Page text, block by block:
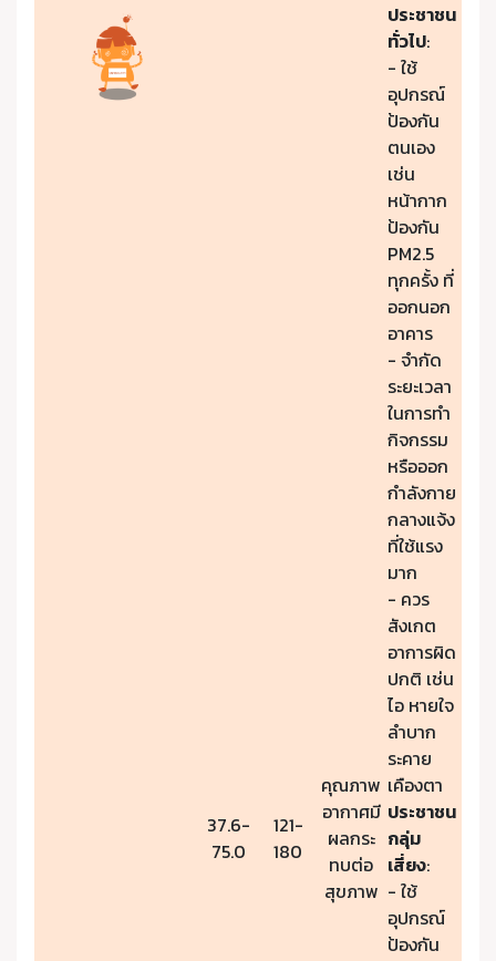
37.6-
75.0
121-
180
คุณภาพ
อากาศมี
ผลกระ
ทบต่อ
สุขภาพ
ประชาชน
ทั่วไป:
- ใช้
อุปกรณ์
ป้องกัน
ตนเอง
เช่น
หน้ากาก
ป้องกัน
PM2.5
ทุกครั้ง ที่
ออกนอก
อาคาร
- จำกัด
ระยะเวลา
ในการทำ
กิจกรรม
หรือออก
กำลังกาย
กลางแจ้ง
ที่ใช้แรง
มาก
- ควร
สังเกต
อาการผิด
ปกติ เช่น
ไอ หายใจ
ลำบาก
ระคาย
เคืองตา
ประชาชน
กลุ่ม
เสี่ยง:
- ใช้
อุปกรณ์
ป้องกัน